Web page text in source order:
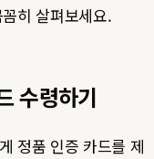
히 살펴보세요.
수령하기
정품 인증 카드를 제